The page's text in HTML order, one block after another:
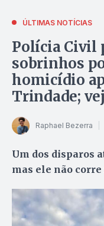
ÚLTIMAS NOTÍCIAS
Polícia Civil
sobrinhos
homicídio
Trindade;
Raphael Bezerra
Um dos disparos
mas ele não